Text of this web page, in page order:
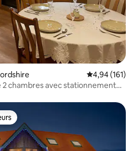
Évaluation
4,94 (161)
chambres avec stationnement